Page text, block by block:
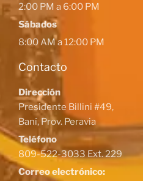
2:00 PM a 6:00 PM
Sábados
8:00 AM a 12:00 PM
Contacto
Dirección
Presidente Billini #49,
Baní, Prov. Peravia
Teléfono
809-522-3033 Ext. 229
Correo electrónico: